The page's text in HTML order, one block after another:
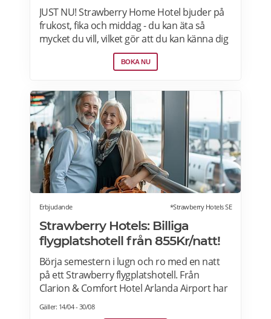
JUST NU! Strawberry Home Hotel bjuder på
frukost, fika och middag - du kan äta så
mycket du vill, vilket gör att du kan känna dig
som hemma. Välj mellan 50+ hotell i Norden
från 760kr per natt. Boka nu>>>
BOKA NU
Erbjudande *Strawberry Hotels SE
Strawberry Hotels: Billiga
flygplatshotell från 855Kr/natt!
Börja semestern i lugn och ro med en natt
på ett Strawberry flygplatshotell. Från
Clarion & Comfort Hotel Arlanda Airport har
du gångavstånd till terminalerna, och från
Gäller: 14/04 - 30/08